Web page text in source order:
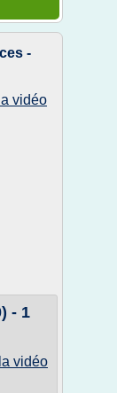
-
vidéo
- 1
vidéo